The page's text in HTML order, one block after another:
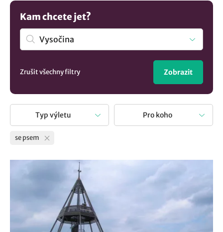
společné dobrodružství, na které budete všichni dlouho
vzpomínat.
Kam chcete jet?
Zrušit všechny filtry Zobrazit
Typ výletu Pro koho
se psem